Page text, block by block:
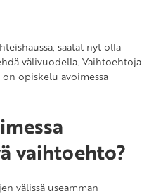
saatat nyt olla
välivuodella. Vaihtoehtoja
opiskelu avoimessa
vaihtoehto?
välissä useamman